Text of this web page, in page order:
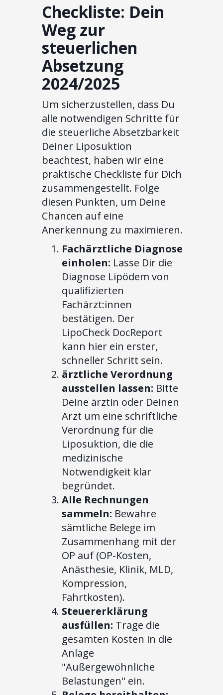
Checkliste: Dein
Weg zur
steuerlichen
Absetzung
2024/2025
Um sicherzustellen, dass Du
alle notwendigen Schritte für
die steuerliche Absetzbarkeit
Deiner Liposuktion
beachtest, haben wir eine
praktische Checkliste für Dich
zusammengestellt. Folge
diesen Punkten, um Deine
Chancen auf eine
Anerkennung zu maximieren.
Fachärztliche Diagnose
einholen: Lasse Dir die
Diagnose Lipödem von
qualifizierten
Fachärzt:innen
bestätigen. Der
LipoCheck DocReport
kann hier ein erster,
schneller Schritt sein.
ärztliche Verordnung
ausstellen lassen: Bitte
Deine ärztin oder Deinen
Arzt um eine schriftliche
Verordnung für die
Liposuktion, die die
medizinische
Notwendigkeit klar
begründet.
Alle Rechnungen
sammeln: Bewahre
sämtliche Belege im
Zusammenhang mit der
OP auf (OP-Kosten,
Anästhesie, Klinik, MLD,
Kompression,
Fahrtkosten).
Steuererklärung
ausfüllen: Trage die
gesamten Kosten in die
Anlage
"Außergewöhnliche
Belastungen" ein.